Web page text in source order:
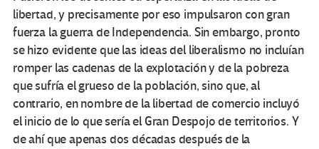
libertad, y precisamente por eso impulsaron con gran
fuerza la guerra de Independencia. Sin embargo, pronto
se hizo evidente que las ideas del liberalismo no incluían
romper las cadenas de la explotación y de la pobreza
que sufría el grueso de la población, sino que, al
contrario, en nombre de la libertad de comercio incluyó
el inicio de lo que sería el Gran Despojo de territorios. Y
de ahí que apenas dos décadas después de la